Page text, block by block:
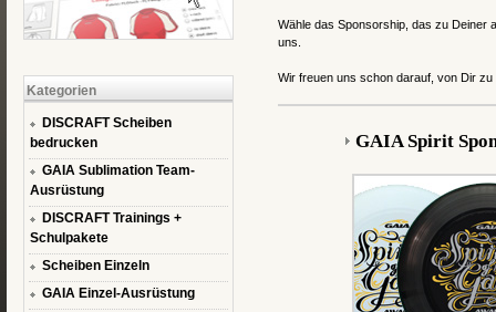
Kategorien
DISCRAFT Scheiben
bedrucken
GAIA Sublimation Team-
Ausrüstung
DISCRAFT Trainings +
Schulpakete
Scheiben Einzeln
GAIA Einzel-Ausrüstung
Wähle das Sponsorship, das zu Deiner
uns.
Wir freuen uns schon darauf, von Dir zu
GAIA Spirit